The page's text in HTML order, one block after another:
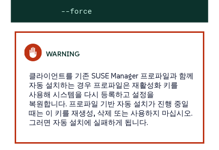
          --force
클라이언트를 기존 SUSE Manager 프로파일과 함께
자동 설치하는 경우 프로파일은 재활성화 키를
사용해 시스템을 다시 등록하고 설정을
복원합니다. 프로파일 기반 자동 설치가 진행 중일
때는 이 키를 재생성, 삭제 또는 사용하지 마십시오.
그러면 자동 설치에 실패하게 됩니다.